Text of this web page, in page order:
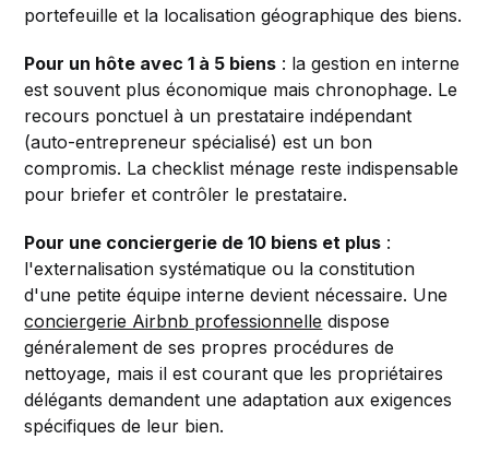
portefeuille et la localisation géographique des biens.
Pour un hôte avec 1 à 5 biens : la gestion en interne
est souvent plus économique mais chronophage. Le
recours ponctuel à un prestataire indépendant
(auto-entrepreneur spécialisé) est un bon
compromis. La checklist ménage reste indispensable
pour briefer et contrôler le prestataire.
Pour une conciergerie de 10 biens et plus :
l'externalisation systématique ou la constitution
d'une petite équipe interne devient nécessaire. Une
conciergerie Airbnb professionnelle dispose
généralement de ses propres procédures de
nettoyage, mais il est courant que les propriétaires
délégants demandent une adaptation aux exigences
spécifiques de leur bien.